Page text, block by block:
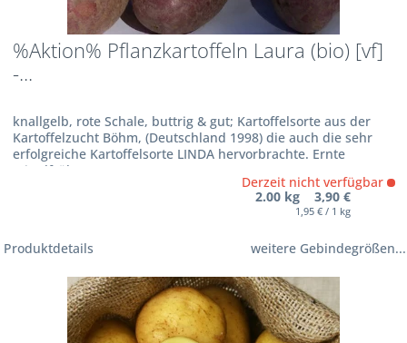
%Aktion% Pflanzkartoffeln Laura (bio) [vf]
-...
knallgelb, rote Schale, buttrig & gut; Kartoffelsorte aus der
Kartoffelzucht Böhm, (Deutschland 1998) die auch die sehr
erfolgreiche Kartoffelsorte LINDA hervorbrachte. Ernte
mittelfrüh
Derzeit nicht verfügbar
2.00 kg 3,90 €
1,95 € / 1 kg
Produktdetails weitere Gebindegrößen...